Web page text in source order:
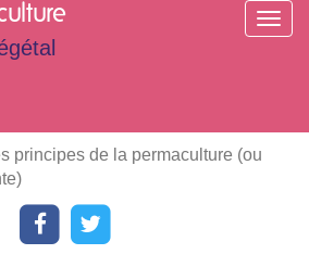
principes de la permaculture (ou